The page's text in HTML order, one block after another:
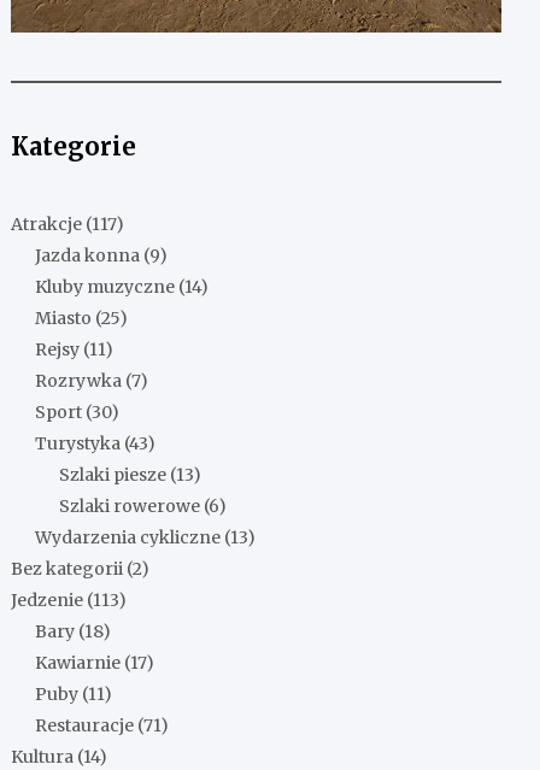
Kategorie
Atrakcje (117)
Jazda konna (9)
Kluby muzyczne (14)
Miasto (25)
Rejsy (11)
Rozrywka (7)
Sport (30)
Turystyka (43)
Szlaki piesze (13)
Szlaki rowerowe (6)
Wydarzenia cykliczne (13)
Bez kategorii (2)
Jedzenie (113)
Bary (18)
Kawiarnie (17)
Puby (11)
Restauracje (71)
Kultura (14)